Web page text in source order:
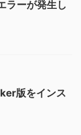
ラーが発生し
版をインス